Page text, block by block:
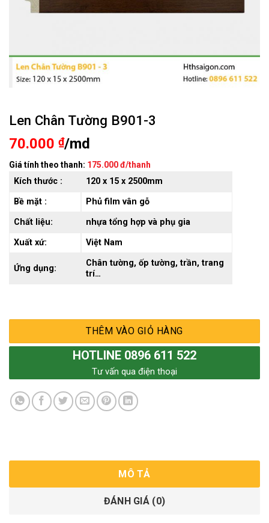
Len Chân Tường B901-3
70.000 ₫/md
Giá tính theo thanh: 175.000 đ/thanh
Kích thước :
120 x 15 x 2500mm
Bề mặt :
Phủ film vân gỗ
Chất liệu:
nhựa tổng hợp và phụ gia
Xuất xứ:
Việt Nam
Ứng dụng:
Chân tường, ốp tường, trần, trang
trí…
THÊM VÀO GIỎ HÀNG
HOTLINE 0896 611 522
Tư vấn qua điện thoại
MÔ TẢ
ĐÁNH GIÁ (0)